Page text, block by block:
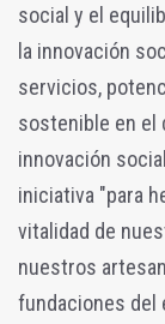
social y el
la innovación
servicios,
sostenible en el
innovación
iniciativa "para
vitalidad de
nuestros
fundaciones del